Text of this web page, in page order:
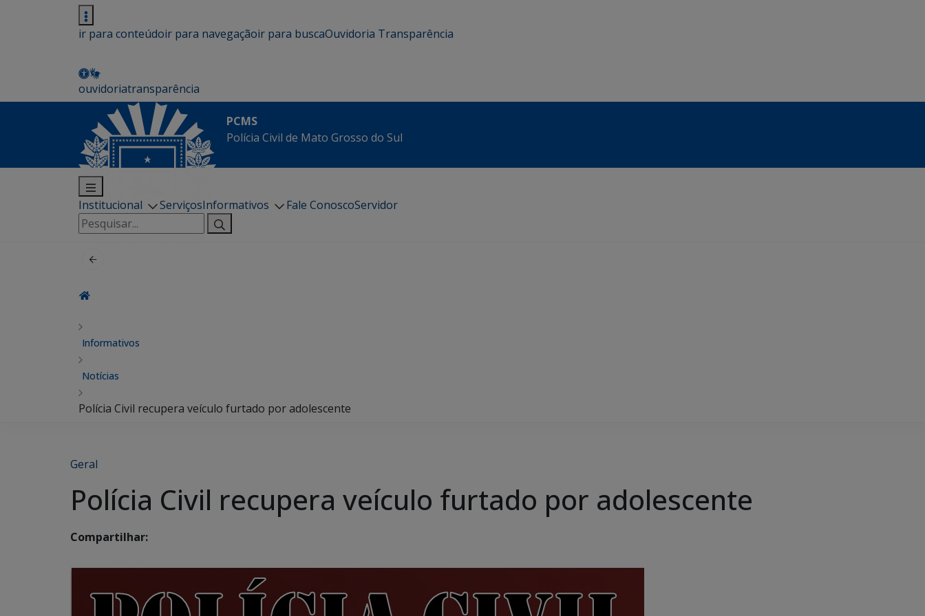
ir para conteúdoir para navegaçãoir para buscaOuvidoria Transparência
ouvidoriatransparência
PCMS
Polícia Civil de Mato Grosso do Sul
Institucional ServiçosInformativos Fale ConoscoServidor
Pesquisar
por:
Informativos
Notícias
Polícia Civil recupera veículo furtado por adolescente
Geral
Polícia Civil recupera veículo furtado por adolescente
Compartilhar: